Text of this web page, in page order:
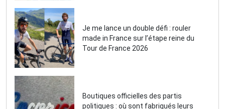
Je me lance un double défi : rouler
made in France sur l’étape reine du
Tour de France 2026
Boutiques officielles des partis
politiques : où sont fabriqués leurs